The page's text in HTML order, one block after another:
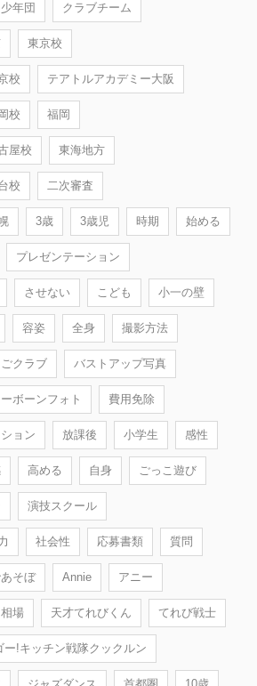
少年団 クラブチーム
東京校
校 テアトルアカデミー大阪
校 福岡
屋校 東海地方
校 二次審査
3歳 3歳児 時期 始める
プレゼンテーション
させない こども 小一の壁
容姿 全身 撮影方法
クラブ バストアップ写真
ボーンフォト 費用免除
ョン 放課後 小学生 感性
高める 自身 ごっこ遊び
演技スクール
社会性 応募書類 質問
そぼ Annie アニー
相場 天才てれびくん てれび戦士
ー!キッチン戦隊クックルン